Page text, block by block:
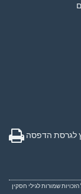
לגרסת הדפסה